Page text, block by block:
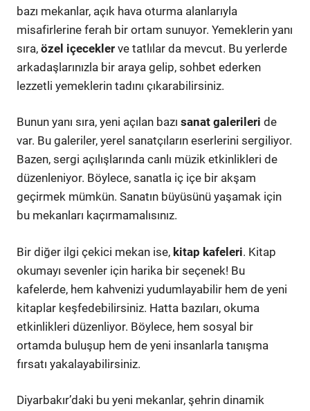
bazı mekanlar, açık hava oturma alanlarıyla
misafirlerine ferah bir ortam sunuyor. Yemeklerin yanı
sıra, özel içecekler ve tatlılar da mevcut. Bu yerlerde
arkadaşlarınızla bir araya gelip, sohbet ederken
lezzetli yemeklerin tadını çıkarabilirsiniz.
Bunun yanı sıra, yeni açılan bazı sanat galerileri de
var. Bu galeriler, yerel sanatçıların eserlerini sergiliyor.
Bazen, sergi açılışlarında canlı müzik etkinlikleri de
düzenleniyor. Böylece, sanatla iç içe bir akşam
geçirmek mümkün. Sanatın büyüsünü yaşamak için
bu mekanları kaçırmamalısınız.
Bir diğer ilgi çekici mekan ise, kitap kafeleri. Kitap
okumayı sevenler için harika bir seçenek! Bu
kafelerde, hem kahvenizi yudumlayabilir hem de yeni
kitaplar keşfedebilirsiniz. Hatta bazıları, okuma
etkinlikleri düzenliyor. Böylece, hem sosyal bir
ortamda buluşup hem de yeni insanlarla tanışma
fırsatı yakalayabilirsiniz.
Diyarbakır’daki bu yeni mekanlar, şehrin dinamik